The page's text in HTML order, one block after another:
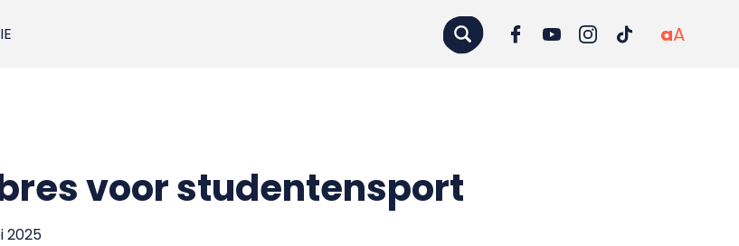
aA
voor studentensport
2025